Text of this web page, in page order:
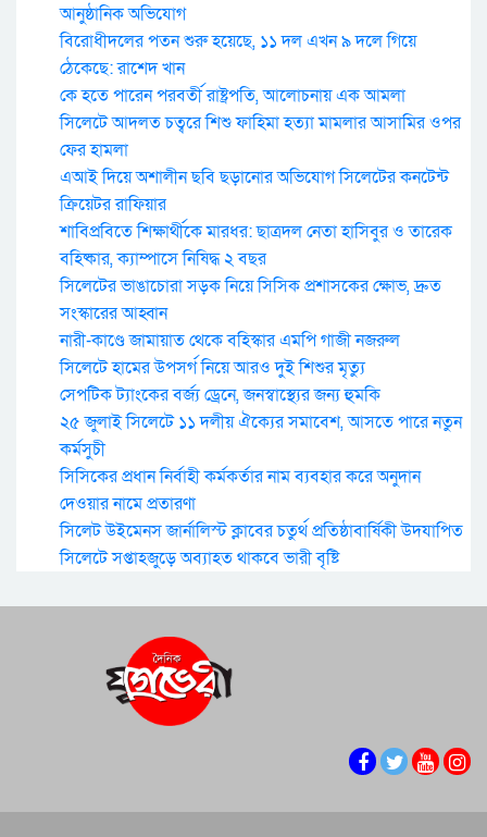
আনুষ্ঠানিক অভিযোগ
বিরোধীদলের পতন শুরু হয়েছে, ১১ দল এখন ৯ দলে গিয়ে
ঠেকেছে: রাশেদ খান
কে হতে পারেন পরবর্তী রাষ্ট্রপতি, আলোচনায় এক আমলা
সিলেটে আদলত চত্বরে শিশু ফাহিমা হত্যা মামলার আসামির ওপর
ফের হামলা
এআই দিয়ে অশালীন ছবি ছড়ানোর অভিযোগ সিলেটের কনটেন্ট
ক্রিয়েটর রাফিয়ার
শাবিপ্রবিতে শিক্ষার্থীকে মারধর: ছাত্রদল নেতা হাসিবুর ও তারেক
বহিষ্কার, ক্যাম্পাসে নিষিদ্ধ ২ বছর
সিলেটের ভাঙাচোরা সড়ক নিয়ে সিসিক প্রশাসকের ক্ষোভ, দ্রুত
সংস্কারের আহ্বান
নারী-কাণ্ডে জামায়াত থেকে বহিস্কার এমপি গাজী নজরুল
সিলেটে হামের উপসর্গ নিয়ে আরও দুই শিশুর মৃত্যু
সেপটিক ট্যাংকের বর্জ্য ড্রেনে, জনস্বাস্থ্যের জন্য হুমকি
২৫ জুলাই সিলেটে ১১ দলীয় ঐক্যের সমাবেশ, আসতে পারে নতুন
কর্মসুচী
সিসিকের প্রধান নির্বাহী কর্মকর্তার নাম ব্যবহার করে অনুদান
দেওয়ার নামে প্রতারণা
সিলেট উইমেনস জার্নালিস্ট ক্লাবের চতুর্থ প্রতিষ্ঠাবার্ষিকী উদযাপিত
সিলেটে সপ্তাহজুড়ে অব্যাহত থাকবে ভারী বৃষ্টি